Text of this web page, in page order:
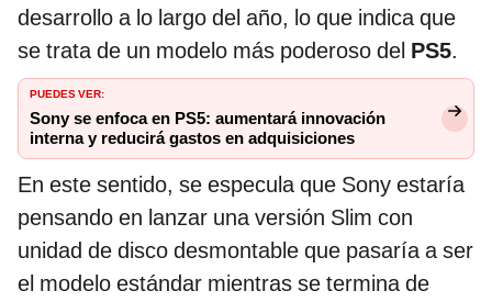
desarrollo a lo largo del año, lo que indica que
se trata de un modelo más poderoso del PS5.
PUEDES VER:
Sony se enfoca en PS5: aumentará innovación
interna y reducirá gastos en adquisiciones
En este sentido, se especula que Sony estaría
pensando en lanzar una versión Slim con
unidad de disco desmontable que pasaría a ser
el modelo estándar mientras se termina de